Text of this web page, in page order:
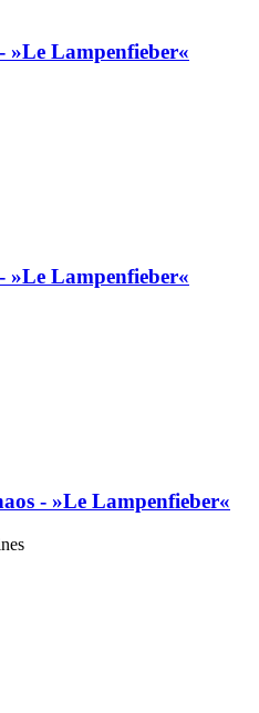
»Le Lampenfieber«
»Le Lampenfieber«
- »Le Lampenfieber«